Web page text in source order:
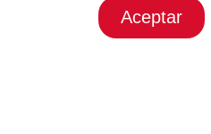
Aceptar